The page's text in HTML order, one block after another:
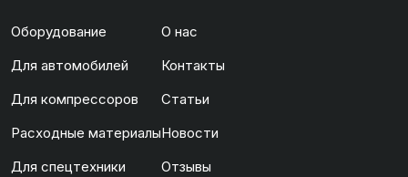
Оборудование
Для автомобилей
Для компрессоров
Расходные материалы
Для спецтехники
О нас
Контакты
Статьи
Новости
Отзывы